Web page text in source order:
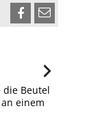
die Beutel
einem